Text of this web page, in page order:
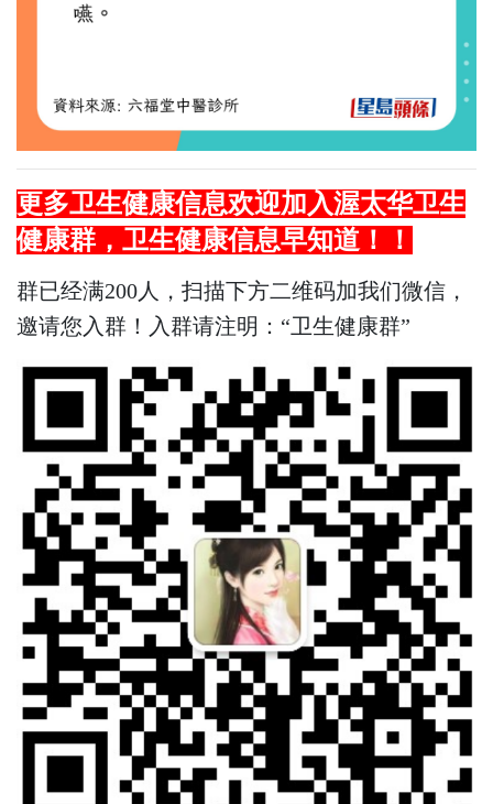
更多卫生健康信息欢迎加入渥太华卫生
健康群， 卫生健康信息早知道！！
群已经满200人，扫描下方二维码加我们微信，
邀请您入群！入群请注明：“卫生健康群”